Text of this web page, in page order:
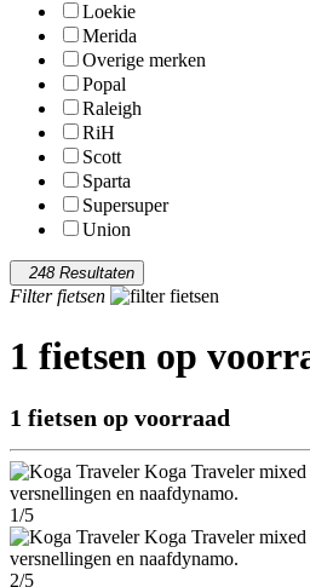
Loekie
Merida
Overige merken
Popal
Raleigh
RiH
Scott
Sparta
Supersuper
Union
248 Resultaten
Filter fietsen
1 fietsen op
1 fietsen op voorraad
1/5
2/5